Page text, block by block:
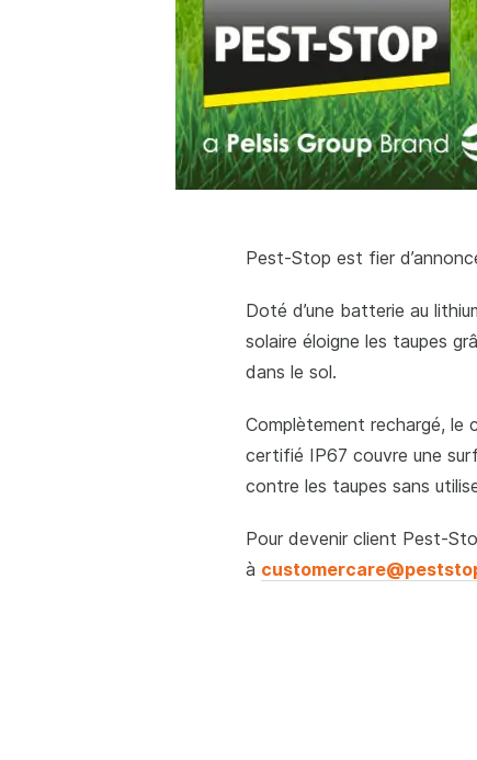
Pest-Stop est fier
Doté d’une batterie au
solaire éloigne les taupes
dans le sol.
Complètement rechargé, le
certifié IP67 couvre une
contre les taupes sans
Pour devenir client Pest-
à